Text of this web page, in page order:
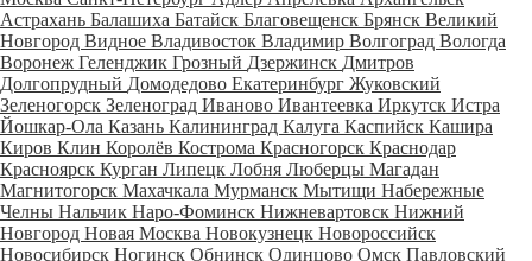
Астрахань Балашиха Батайск Благовещенск Брянск Великий
Новгород Видное Владивосток Владимир Волгоград Вологда
Воронеж Геленджик Грозный Дзержинск Дмитров
Долгопрудный Домодедово Екатеринбург Жуковский
Зеленогорск Зеленоград Иваново Ивантеевка Иркутск Истра
Йошкар-Ола Казань Калининград Калуга Каспийск Кашира
Киров Клин Королёв Кострома Красногорск Краснодар
Красноярск Курган Липецк Лобня Люберцы Магадан
Магнитогорск Махачкала Мурманск Мытищи Набережные
Челны Нальчик Наро-Фоминск Нижневартовск Нижний
Новгород Новая Москва Новокузнецк Новороссийск
Новосибирск Ногинск Обнинск Одинцово Омск Павловский